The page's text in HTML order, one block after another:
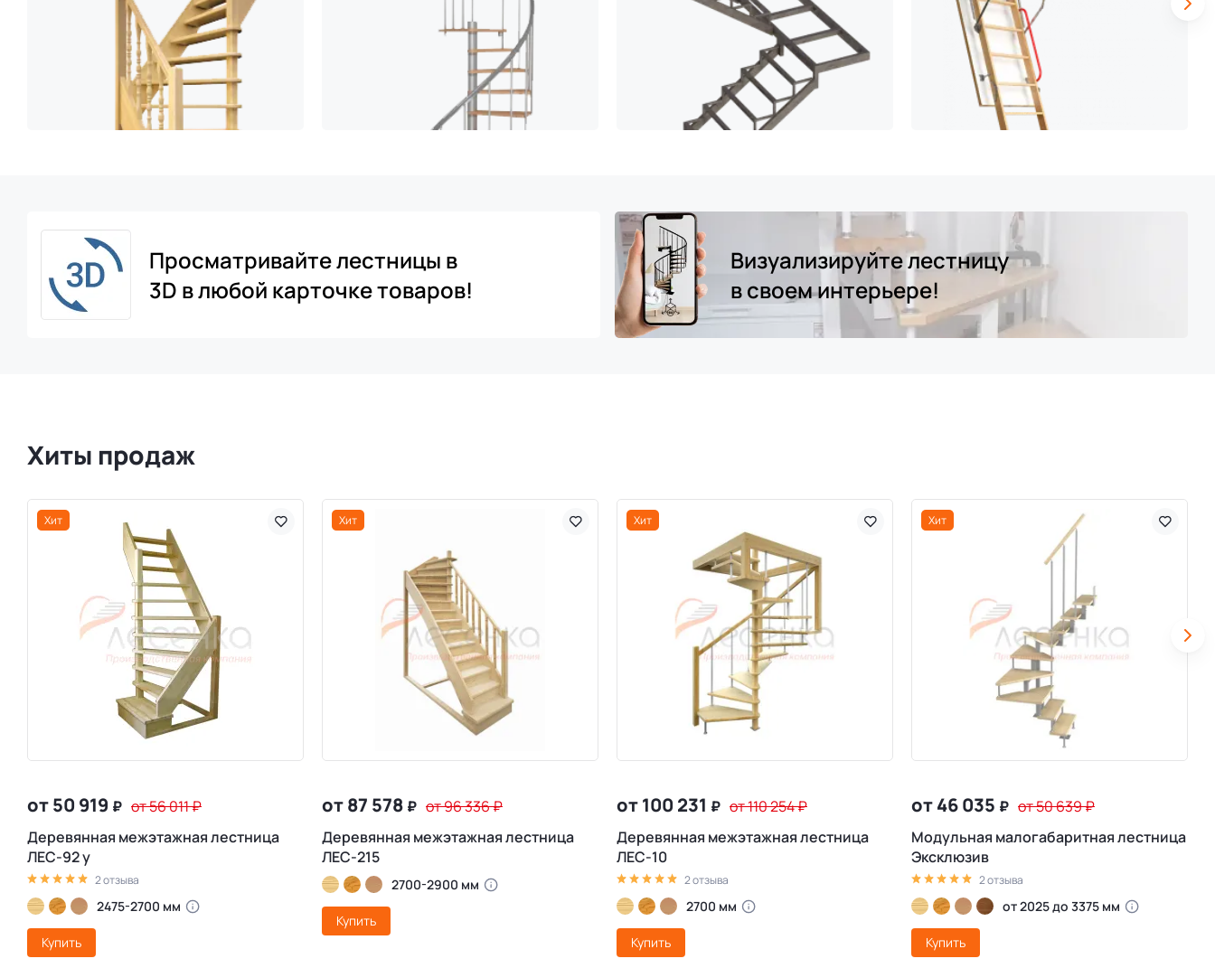
Просматривайте лестницы в
3D в любой карточке товаров!
Визуализируйте лестницу
в своем интерьере!
Хиты продаж
Хит
от 50 919 ₽ от 56 011₽
Деревянная межэтажная лестница
ЛЕС-92 у
2 отзыва
2475-2700 мм
Купить
Хит
от 87 578 ₽ от 96 336₽
Деревянная межэтажная лестница
ЛЕС-215
2700-2900 мм
Купить
Хит
от 100 231 ₽ от 110 254₽
Деревянная межэтажная лестница
ЛЕС-10
2 отзыва
2700 мм
Купить
Хит
от 46 035 ₽ от 50 639₽
Модульная малогабаритная лестница
Эксклюзив
2 отзыва
от 2025 до 3375 мм
Купить